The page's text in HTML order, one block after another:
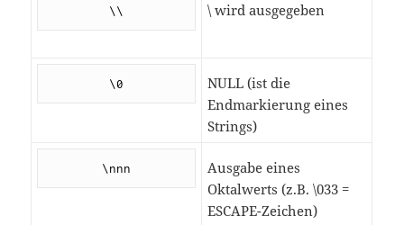
\\ \ wird ausgegeben
\0
NULL (ist die
Endmarkierung eines
Strings)
\nnn
Ausgabe eines
Oktalwerts (z.B. \033 =
ESCAPE-Zeichen)